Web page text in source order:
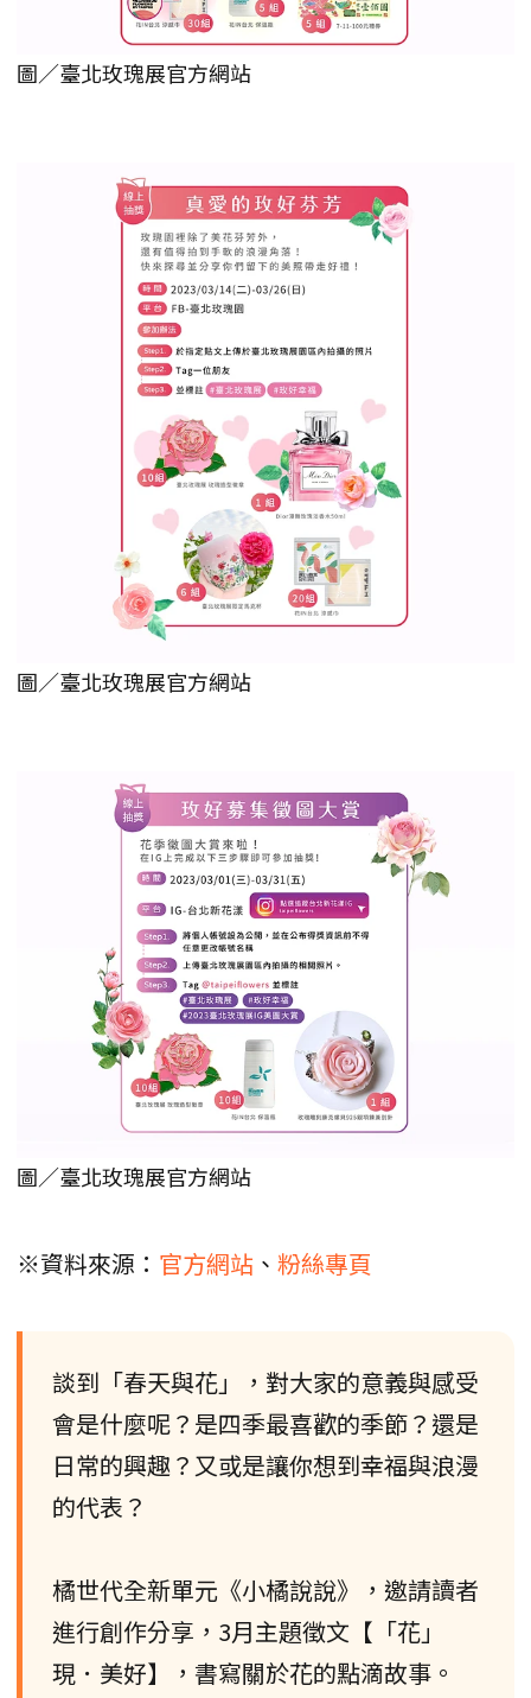
圖／臺北玫瑰展官方網站
圖／臺北玫瑰展官方網站
圖／臺北玫瑰展官方網站
※資料來源： 官方網站 、 粉絲專頁
談到「春天與花」，對大家的意義與感受
會是什麼呢？是四季最喜歡的季節？還是
日常的興趣？又或是讓你想到幸福與浪漫
的代表？
橘世代全新單元《小橘說說》，邀請讀者
進行創作分享，3月主題徵文【「花」
現．美好】，書寫關於花的點滴故事。